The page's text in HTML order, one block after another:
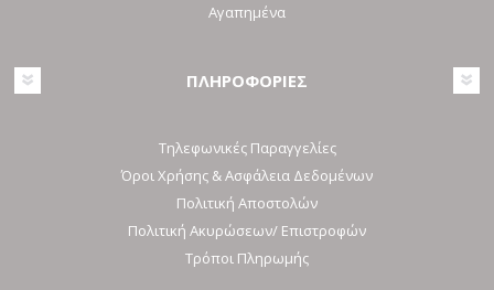
Αγαπημένα
ΠΛΗΡΟΦΟΡΙΕΣ
Τηλεφωνικές Παραγγελίες
Όροι Χρήσης & Ασφάλεια Δεδομένων
Πολιτική Αποστολών
Πολιτική Ακυρώσεων/ Επιστροφών
Τρόποι Πληρωμής